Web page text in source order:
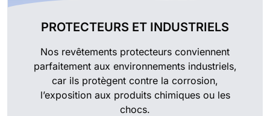
PROTECTEURS ET INDUSTRIELS
Nos revêtements protecteurs conviennent
parfaitement aux environnements industriels,
car ils protègent contre la corrosion,
l’exposition aux produits chimiques ou les
chocs.